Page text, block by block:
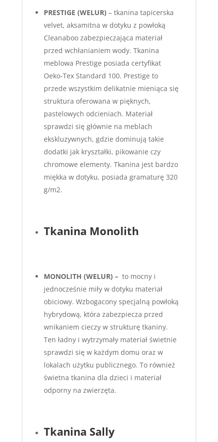
PRESTIGE (WELUR) – tkanina tapicerska
velvet, aksamitna w dotyku z powłoką
Cleanaboo zabezpieczająca materiał
przed wchłanianiem wody. Tkanina
meblowa Prestige posiada certyfikat
Oeko-Tex Standard 100. Prestige to
przede wszystkim delikatnie mieniąca się
struktura oferowana w pięknych,
pastelowych odcieniach. Materiał
sprawdzi się głównie na meblach
ekskluzywnych, gdzie dominują takie
dodatki jak kryształki, pikowanie czy
chromowe elementy. Tkanina jest bardzo
miękka w dotyku, posiada gramaturę 320
g/m2.
Tkanina Monolith
MONOLITH (WELUR) – to mocny i
jednocześnie miły w dotyku materiał
obiciowy. Wzbogacony specjalną powłoką
hybrydową, która zabezpiecza przed
wnikaniem cieczy w strukturę tkaniny.
Ten ładny i wytrzymały materiał świetnie
sprawdzi się w każdym domu oraz w
lokalach użytku publicznego. To również
świetna tkanina dla dzieci i materiał
odporny na zwierzęta.
Tkanina Sally